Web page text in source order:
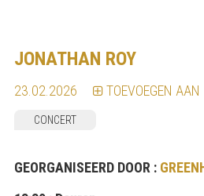
JONATHAN ROY
23.02.2026 TOEVOEGEN
CONCERT
GEORGANISEERD DOOR :